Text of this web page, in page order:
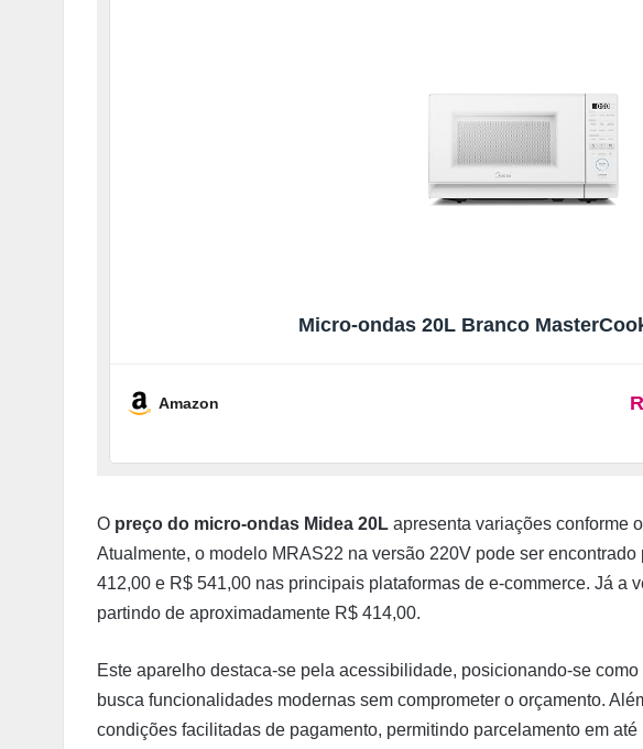
Micro-ondas 20L Branco
Amazon
O preço do micro-ondas Midea 20L apresenta variações conforme
Atualmente, o modelo MRAS22 na versão 220V pode ser
412,00 e R$ 541,00 nas principais plataformas de e-commerce. Já a
partindo de aproximadamente R$ 414,00.
Este aparelho destaca-se pela acessibilidade, posicionando-se
busca funcionalidades modernas sem comprometer o orçamento.
condições facilitadas de pagamento, permitindo parcelamento em